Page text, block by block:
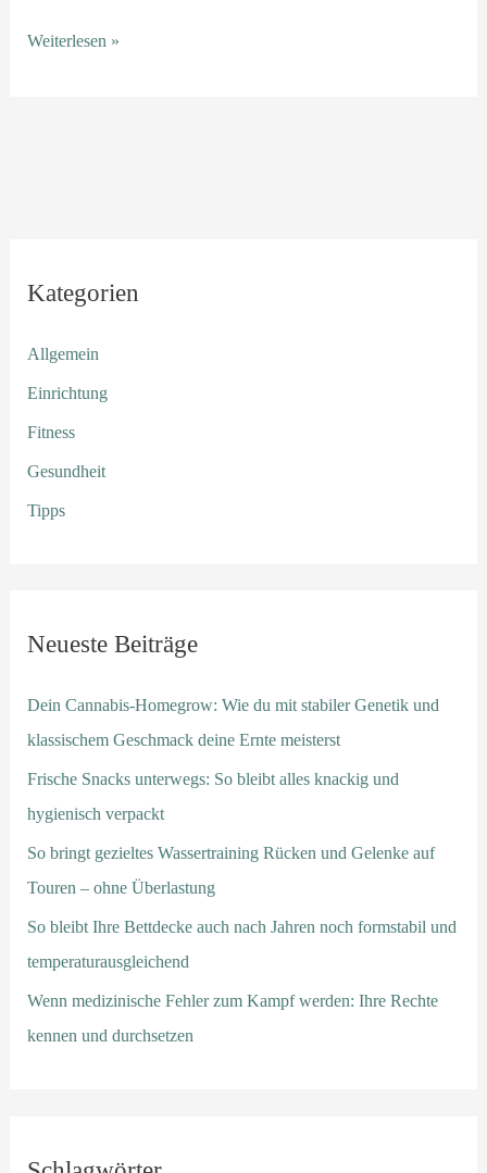
Weiterlesen »
Kategorien
Allgemein
Einrichtung
Fitness
Gesundheit
Tipps
Neueste Beiträge
Dein Cannabis-Homegrow: Wie du mit stabiler Genetik und
klassischem Geschmack deine Ernte meisterst
Frische Snacks unterwegs: So bleibt alles knackig und
hygienisch verpackt
So bringt gezieltes Wassertraining Rücken und Gelenke auf
Touren – ohne Überlastung
So bleibt Ihre Bettdecke auch nach Jahren noch formstabil und
temperaturausgleichend
Wenn medizinische Fehler zum Kampf werden: Ihre Rechte
kennen und durchsetzen